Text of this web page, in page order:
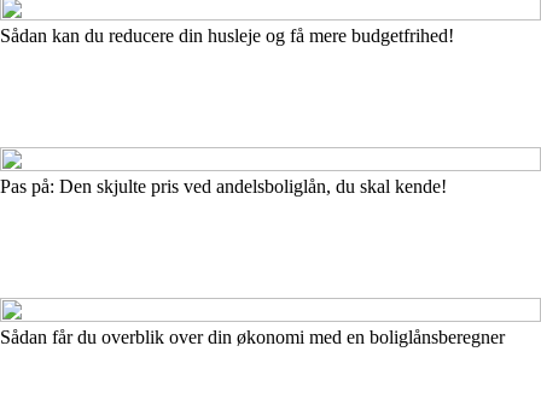
Sådan kan du reducere din husleje og få mere budgetfrihed!
Pas på: Den skjulte pris ved andelsboliglån, du skal kende!
Sådan får du overblik over din økonomi med en boliglånsberegner